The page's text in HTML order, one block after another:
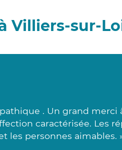
Villiers-sur-
. Un grand merci
caractérisée. Les
les personnes aimables.